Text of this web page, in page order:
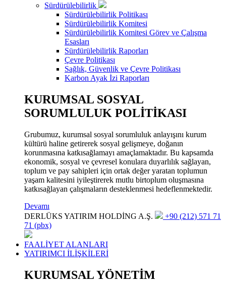
Sürdürülebilirlik
Sürdürülebilirlik Politikası
Sürdürülebilirlik Komitesi
Sürdürülebilirlik Komitesi Görev ve Çalışma
Esasları
Sürdürülebilirlik Raporları
Çevre Politikası
Sağlık, Güvenlik ve Çevre Politikası
Karbon Ayak İzi Raporları
KURUMSAL SOSYAL
SORUMLULUK POLİTİKASI
Grubumuz, kurumsal sosyal sorumluluk anlayışını kurum
kültürü haline getirerek sosyal gelişmeye, doğanın
korunmasına katkısağlamayı amaçlamaktadır. Bu kapsamda
ekonomik, sosyal ve çevresel konulara duyarlılık sağlayan,
toplum ve pay sahipleri için ortak değer yaratan toplumun
yaşam kalitesini iyileştirerek mutlu birtoplum oluşmasına
katkısağlayan çalışmaların desteklenmesi hedeflenmektedir.
Devamı
DERLÜKS YATIRIM HOLDİNG A.Ş.
+90 (212) 571 71
71 (pbx)
FAALİYET ALANLARI
YATIRIMCI İLİŞKİLERİ
KURUMSAL YÖNETİM